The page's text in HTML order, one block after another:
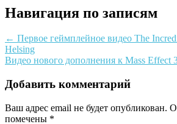
Навигация по записям
← Первое геймплейное видео The
Helsing
Видео нового дополнения к Mass Effect
Добавить комментарий
Ваш адрес email не будет опубликован.
помечены *